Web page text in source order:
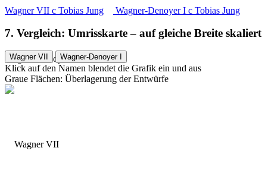
Wagner-Denoyer I
Wagner VII c Tobias Jung Wagner-Denoyer I c Tobias Jung
7. Vergleich: Umrisskarte – auf gleiche Breite skaliert
Wagner VII Wagner-Denoyer I
Klick auf den Namen blendet die Grafik ein und aus
Graue Flächen: Überlagerung der Entwürfe